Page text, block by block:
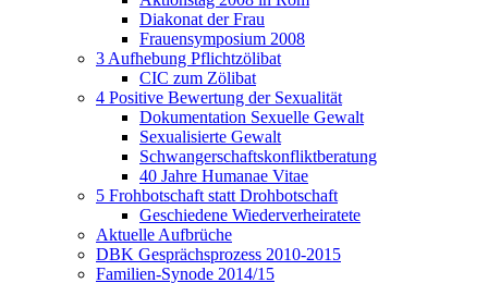
Diakonat der Frau
Frauensymposium 2008
3 Aufhebung Pflichtzölibat
CIC zum Zölibat
4 Positive Bewertung der Sexualität
Dokumentation Sexuelle Gewalt
Sexualisierte Gewalt
Schwangerschaftskonfliktberatung
40 Jahre Humanae Vitae
5 Frohbotschaft statt Drohbotschaft
Geschiedene Wiederverheiratete
Aktuelle Aufbrüche
DBK Gesprächsprozess 2010-2015
Familien-Synode 2014/15